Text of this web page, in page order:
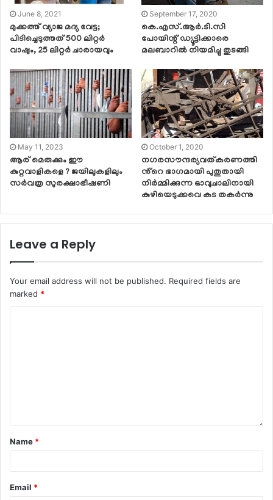
June 8, 2021
മുക്കത്ത് വ്യാജ മദ്യ വേട്ട;
പിടിച്ചെടുത്തത് 500 ലിറ്റർ
വാഷും, 25 ലിറ്റർ ചാരായവും
September 17, 2020
കെ.എസ്.ആര്‍.ടി.സി
പോയിന്റ് ഡ്യൂട്ടിക്കാരെ
മലബാറില്‍ നിയമിച്ചു തുടങ്ങി
May 11, 2023
ആര് മെരുക്കും ഈ
കുറ്റവാളികളെ ? ജയിലുകളിലും
സര്‍വത്ര സുരക്ഷാഭീഷണി
October 1, 2020
നഗരസൗന്ദര്യവത്കരണത്തി
ൻ്റെ ഭാഗമായി പുതുതായി
നിർമ്മിക്കുന്ന ഓവുചാലിനായി
കുഴിയെടുക്കവെ കട തകർന്നു
Leave a Reply
Your email address will not be published. Required fields are
marked *
Name *
Email *